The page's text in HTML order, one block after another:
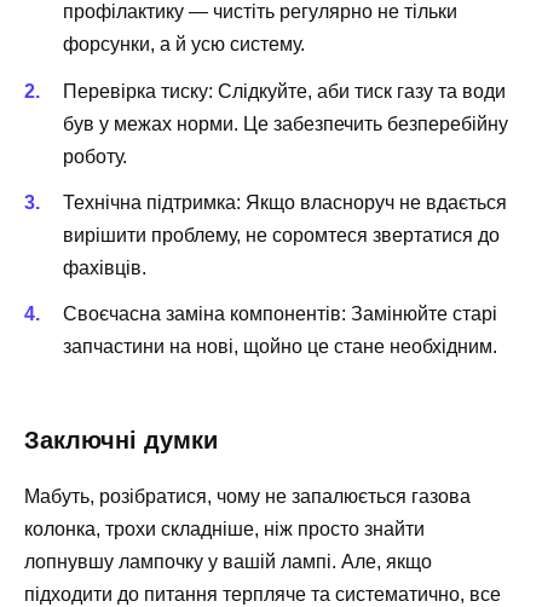
профілактику — чистіть регулярно не тільки
форсунки, а й усю систему.
Перевірка тиску: Слідкуйте, аби тиск газу та води
був у межах норми. Це забезпечить безперебійну
роботу.
Технічна підтримка: Якщо власноруч не вдається
вирішити проблему, не соромтеся звертатися до
фахівців.
Своєчасна заміна компонентів: Замінюйте старі
запчастини на нові, щойно це стане необхідним.
Заключні думки
Мабуть, розібратися, чому не запалюється газова
колонка, трохи складніше, ніж просто знайти
лопнувшу лампочку у вашій лампі. Але, якщо
підходити до питання терпляче та систематично, все